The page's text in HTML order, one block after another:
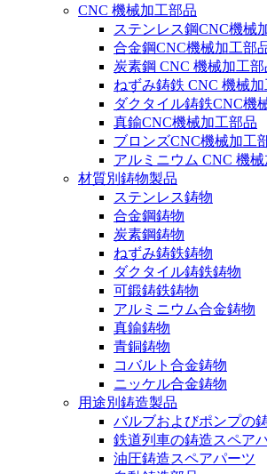
CNC 機械加工部品
ステンレス鋼CNC機械
合金鋼CNC機械加工部
炭素鋼 CNC 機械加工部
ねずみ鋳鉄 CNC 機械
ダクタイル鋳鉄CNC機
真鍮CNC機械加工部品
ブロンズCNC機械加工
アルミニウム CNC 機
材質別鋳物製品
ステンレス鋳物
合金鋼鋳物
炭素鋼鋳物
ねずみ鋳鉄鋳物
ダクタイル鋳鉄鋳物
可鍛鋳鉄鋳物
アルミニウム合金鋳物
真鍮鋳物
青銅鋳物
コバルト合金鋳物
ニッケル合金鋳物
用途別鋳造製品
バルブおよびポンプの
鉄道列車の鋳造スペア
油圧鋳造スペアパーツ